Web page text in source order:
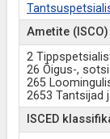
Ametite
2
26 Õigus-,
265
2653 Tantsijad
ISCED